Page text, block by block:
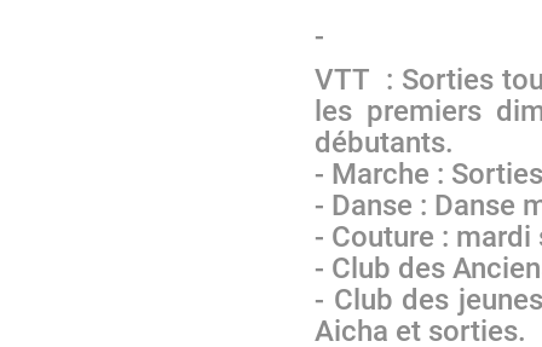
-
VTT : Sorties
les premiers
débutants.
- Marche :
- Danse : Danse
- Couture :
- Club des
- Club des
Aicha et sorties.